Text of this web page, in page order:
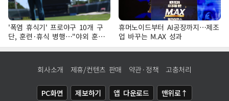
'폭염 휴식기' 프로야구 10개 구
단, 훈련·휴식 병행…"야외 훈련
해도 안전 최우선"
휴머노이드부터 AI공장까지…제조
업 바꾸는 M.AX 성과
회사소개 제휴/컨텐츠 판매 약관·정책 고충처리
PC화면 제보하기 앱 다운로드 맨위로↑